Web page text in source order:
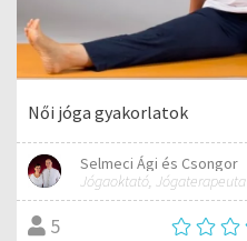
Női jóga gyakorlatok
Selmeci Ági és Csongor
Jógaoktató, Jógaterapeuta
5